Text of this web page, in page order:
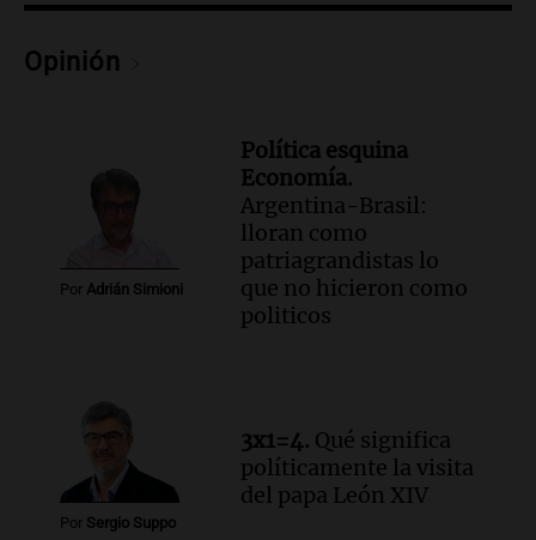
en su viaje a América Latina desde
Argentina
Noticias
Juicio por la tragedia de las Altas
Cumbres: un bombero testimonia sobre
el manejo de la ambulancia
Noticias
Audio.Avanza el juicio por la tragedia de
las Altas Cumbres en Córdoba con
testimonios clave y videos
Audio.
EE.UU. durante el Mundial genera
preocupación y desesperación
Noticias
Episodios
Opinión
Por Adrián Simioni
Política esquina
Economía.
Argentina-Brasil:
lloran como
patriagrandistas lo
que no hicieron como
politicos
Por Sergio Suppo
3x1=4. Qué significa
políticamente la visita
del papa León XIV